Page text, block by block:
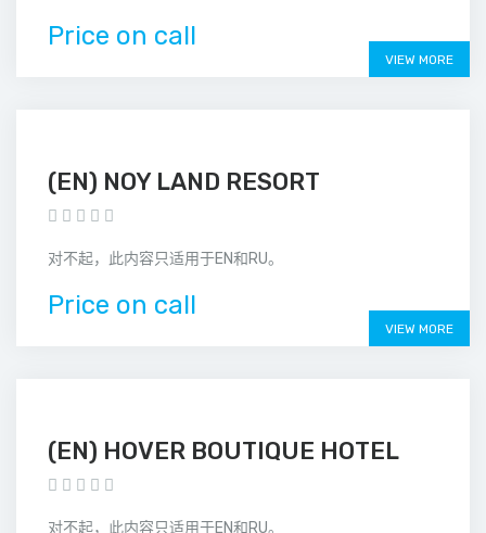
Price on call
VIEW MORE
(EN) NOY LAND RESORT
对不起，此内容只适用于EN和RU。
Price on call
VIEW MORE
(EN) HOVER BOUTIQUE HOTEL
对不起，此内容只适用于EN和RU。